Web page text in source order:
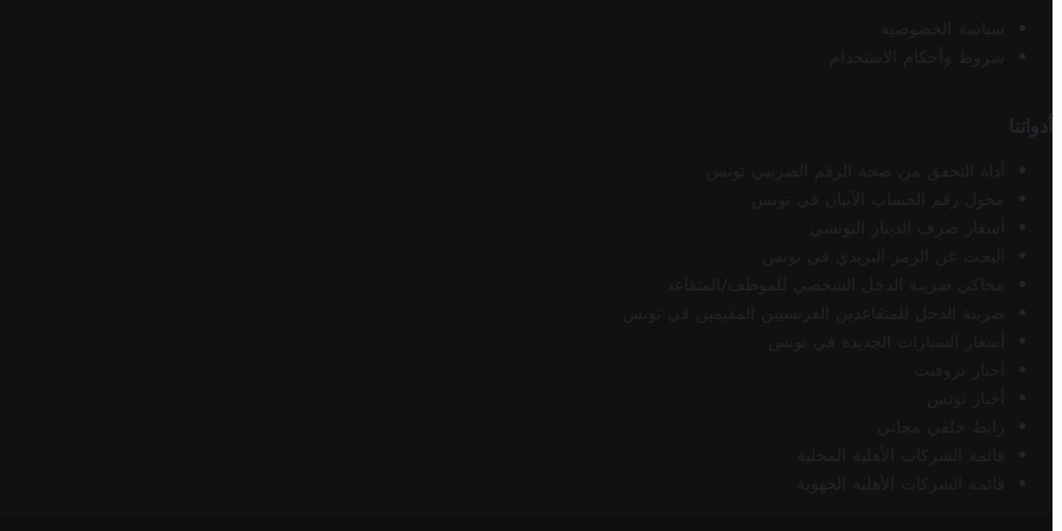
سياسة الخصوصية
شروط وأحكام الاستخدام
أدواتنا
أداة التحقق من صحة الرقم الضريبي تونس
محول رقم الحساب الآيبان في تونس
أسعار صرف الدينار التونسي
البحث عن الرمز البريدي في تونس
محاكي ضريبة الدخل الشخصي للموظف/المتقاعد
ضريبة الدخل للمتقاعدين الفرنسيين المقيمين في تونس
أسعار السيارات الجديدة في تونس
أخبار تروفيت
أخبار تونس
رابط خلفي مجاني
قائمة الشركات الأهلية المحلية
قائمة الشركات الأهلية الجهوية